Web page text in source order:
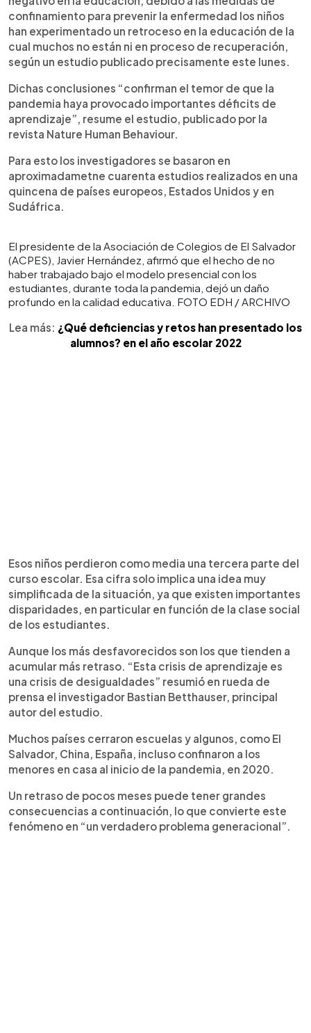
confinamiento para prevenir la enfermedad los niños
han experimentado un retroceso en la educación de la
cual muchos no están ni en proceso de recuperación,
según un estudio publicado precisamente este lunes.
Dichas conclusiones “confirman el temor de que la
pandemia haya provocado importantes déficits de
aprendizaje”, resume el estudio, publicado por la
revista Nature Human Behaviour.
Para esto los investigadores se basaron en
aproximadametne cuarenta estudios realizados en una
quincena de países europeos, Estados Unidos y en
Sudáfrica.
El presidente de la Asociación de Colegios de El Salvador
(ACPES), Javier Hernández, afirmó que el hecho de no
haber trabajado bajo el modelo presencial con los
estudiantes, durante toda la pandemia, dejó un daño
profundo en la calidad educativa. FOTO EDH / ARCHIVO
Lea más: ¿Qué deficiencias y retos han presentado los
alumnos? en el año escolar 2022
Esos niños perdieron como media una tercera parte del
curso escolar. Esa cifra solo implica una idea muy
simplificada de la situación, ya que existen importantes
disparidades, en particular en función de la clase social
de los estudiantes.
Aunque los más desfavorecidos son los que tienden a
acumular más retraso. “Esta crisis de aprendizaje es
una crisis de desigualdades” resumió en rueda de
prensa el investigador Bastian Betthauser, principal
autor del estudio.
Muchos países cerraron escuelas y algunos, como El
Salvador, China, España, incluso confinaron a los
menores en casa al inicio de la pandemia, en 2020.
Un retraso de pocos meses puede tener grandes
consecuencias a continuación, lo que convierte este
fenómeno en “un verdadero problema generacional”.